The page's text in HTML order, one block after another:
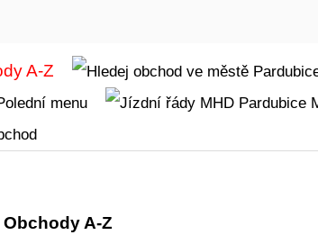
A-Z
menu
Obchody A-Z